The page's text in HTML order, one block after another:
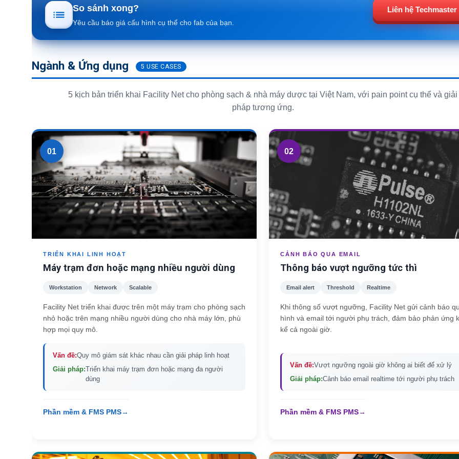
So sánh xong?
Yêu cầu báo giá cấu hình cụ thể cho fab của bạn.
Liên hệ
Ngành & Ứng dụng 5 USE CASES
5 kịch bản triển khai Facility Net cho phòng sạch & nhà máy dược tại Việt Nam, với pain point cụ thể và giải
pháp tương ứng.
01
TRIỂN KHAI LINH HOẠT
Máy trạm đơn hoặc mạng nhiều người dùng
Workstation Network Scalable
Facility Net triển khai được trên một máy trạm cho phòng sạch
nhỏ hoặc trên mạng nhiều người dùng cho nhà máy lớn, phù
hợp mọi quy mô.
Vấn đề:Quy mô giám sát khác nhau cần giải pháp linh hoạt
Giải pháp:Triển khai máy trạm đơn hoặc mạng đa người
dùng
Phần mềm & FMS PMS→
02
CẢNH BÁO QUA EMAIL
Thông báo vượt ngưỡng tức thì
Email alert Threshold Realtime
Khi thông số vượt ngưỡng, Facility Net gửi cảnh báo
hình và email tới người phụ trách, đảm bảo phản ứng
kể cả ngoài giờ.
Vấn đề:Vượt ngưỡng ngoài giờ không ai biết để xử lý
Giải pháp:Cảnh báo email realtime tới người phụ trách
Phần mềm & FMS PMS→